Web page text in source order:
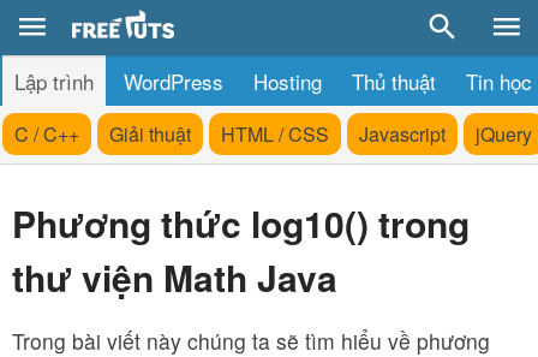
Lập trình WordPress Hosting Thủ thuật Tin học
C / C++ Giải thuật HTML / CSS Javascript jQuery
Phương thức log10() trong
thư viện Math Java
Trong bài viết này chúng ta sẽ tìm hiểu về phương